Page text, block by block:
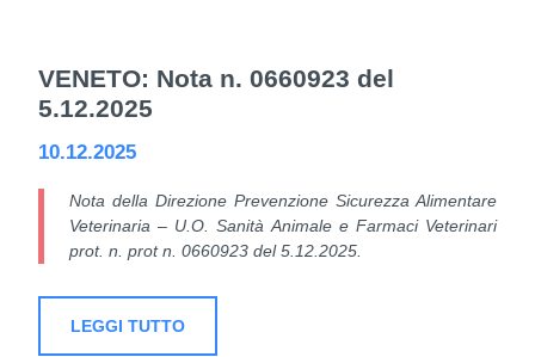
VENETO: Nota n. 0660923 del
5.12.2025
10.12.2025
Nota della Direzione Prevenzione Sicurezza Alimentare
Veterinaria – U.O. Sanità Animale e Farmaci Veterinari
prot. n. prot n. 0660923 del 5.12.2025.
LEGGI TUTTO